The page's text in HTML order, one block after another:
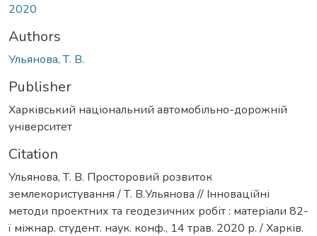
2020
Authors
Ульянова, Т. В.
Publisher
Харківський національний автомобільно-дорожній
університет
Citation
Ульянова, Т. В. Просторовий розвиток
землекористування / Т. В.Ульянова // Інноваційні
методи проектних та геодезичних робіт : матеріали 82-
ї міжнар. студент. наук. конф., 14 трав. 2020 р. / Харків.